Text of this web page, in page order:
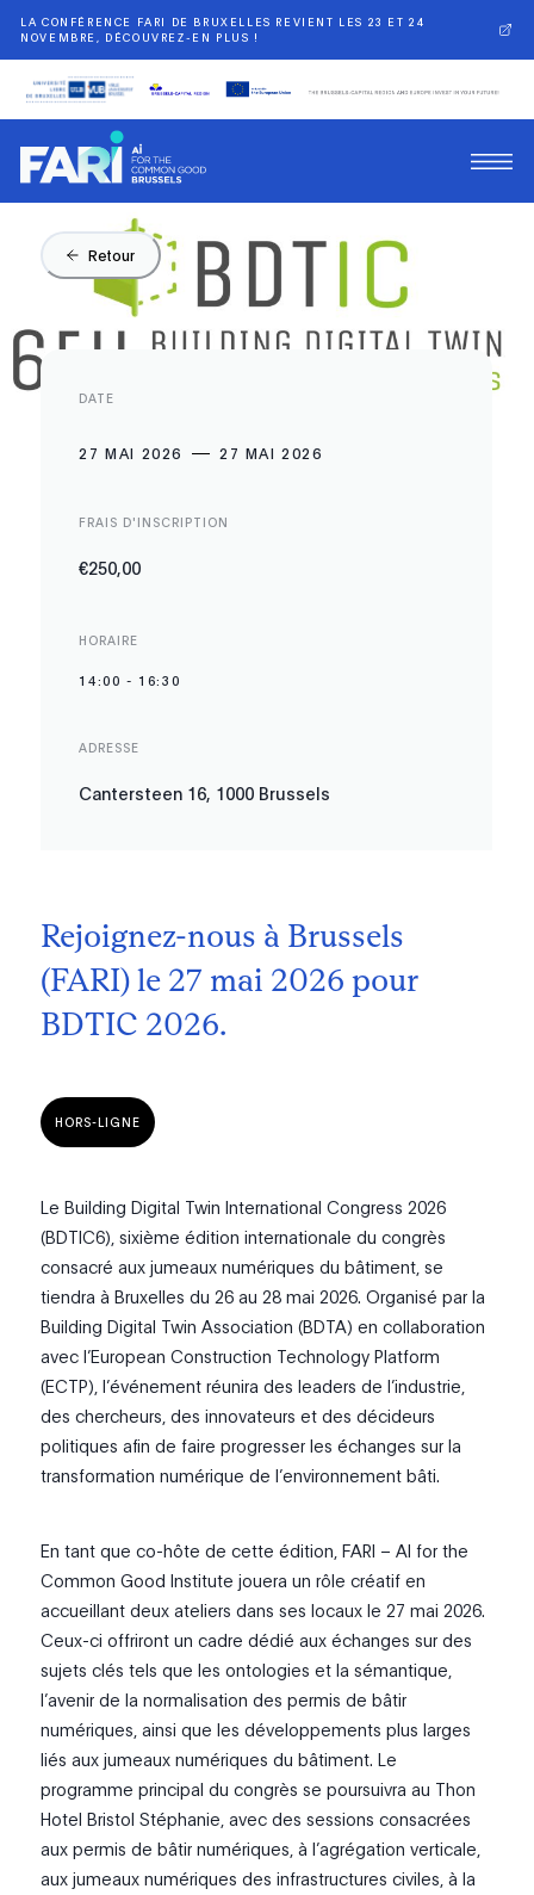
LA CONFÉRENCE FARI DE BRUXELLES REVIENT LES 23 ET 24
NOVEMBRE, DÉCOUVREZ-EN PLUS !
Retour
DATE
27 MAI 2026 27 MAI 2026
FRAIS D'INSCRIPTION
€250,00
HORAIRE
14:00 - 16:30
ADRESSE
Cantersteen 16, 1000 Brussels
Rejoignez-nous à Brussels
(FARI) le 27 mai 2026 pour
BDTIC 2026.
HORS-LIGNE
Le Building Digital Twin International Congress 2026
(BDTIC6), sixième édition internationale du congrès
consacré aux jumeaux numériques du bâtiment, se
tiendra à Bruxelles du 26 au 28 mai 2026. Organisé par la
Building Digital Twin Association (BDTA) en collaboration
avec l’European Construction Technology Platform
(ECTP), l’événement réunira des leaders de l’industrie,
des chercheurs, des innovateurs et des décideurs
politiques afin de faire progresser les échanges sur la
transformation numérique de l’environnement bâti.
En tant que co-hôte de cette édition, FARI – AI for the
Common Good Institute jouera un rôle créatif en
accueillant deux ateliers dans ses locaux le 27 mai 2026.
Ceux-ci offriront un cadre dédié aux échanges sur des
sujets clés tels que les ontologies et la sémantique,
l’avenir de la normalisation des permis de bâtir
numériques, ainsi que les développements plus larges
liés aux jumeaux numériques du bâtiment. Le
programme principal du congrès se poursuivra au Thon
Hotel Bristol Stéphanie, avec des sessions consacrées
aux permis de bâtir numériques, à l’agrégation verticale,
aux jumeaux numériques des infrastructures civiles, à la